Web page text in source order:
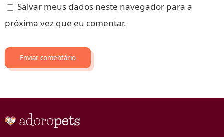
Salvar meus dados neste navegador para a
próxima vez que eu comentar.